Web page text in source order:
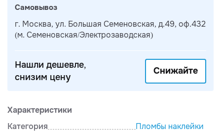
Характеристики
Категория
Пломбы наклейки
Самовывоз
г. Москва, ул. Большая Семеновская, д.49, оф.432
(м. Семеновская/Электрозаводская)
Нашли дешевле,
снизим цену
Снижайте